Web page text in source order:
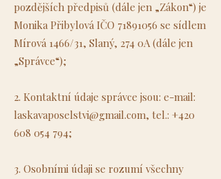
pozdějších předpisů (dále jen „Zákon“) je
Monika Přibylová IČO 71891056 se sídlem
Mírová 1466/31, Slaný, 274 0A (dále jen
„Správce“);
2. Kontaktní údaje správce jsou: e-mail:
laskavaposelstvi@gmail.com, tel.: +420
608 054 794;
3. Osobními údaji se rozumí všechny